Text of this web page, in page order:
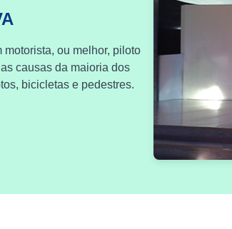
ou melhor, piloto
causas da maioria dos
bicicletas e pedestres.